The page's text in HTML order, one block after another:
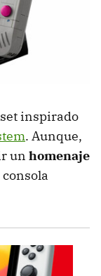
set inspirado
. Aunque,
un homenaje